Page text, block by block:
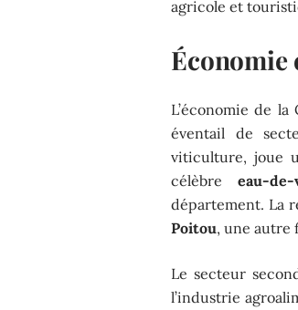
agricole et
Économie
L’économie de
éventail de
viticulture, joue
célèbre eau-
département. La
Poitou, une autre
Le secteur
l’industrie